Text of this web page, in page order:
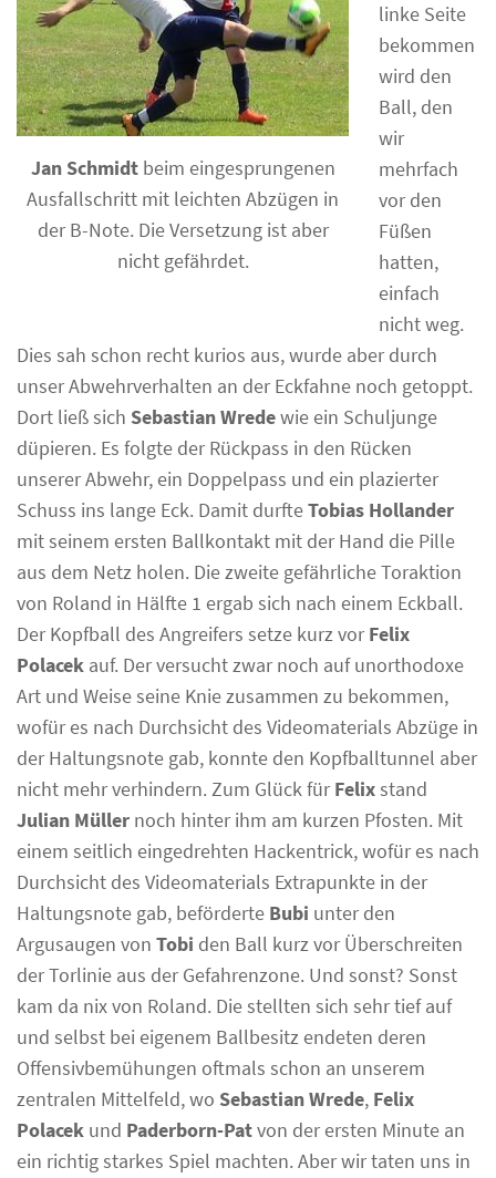
Jan Schmidtbeim eingesprungenen
Ausfallschritt mit leichten Abzügen in
der B-Note. Die Versetzung ist aber
nicht gefährdet.
linke Seite
bekommen
wird den
Ball, den
wir
mehrfach
vor den
Füßen
hatten,
einfach
nicht weg.
Dies sah schon recht kurios aus, wurde aber durch
unser Abwehrverhalten an der Eckfahne noch getoppt.
Dort ließ sich Sebastian Wredewie ein Schuljunge
düpieren. Es folgte der Rückpass in den Rücken
unserer Abwehr, ein Doppelpass und ein plazierter
Schuss ins lange Eck. Damit durfteTobias Hollander
mit seinem ersten Ballkontakt mit der Hand die Pille
aus dem Netz holen. Die zweite gefährliche Toraktion
von Roland in Hälfte 1 ergab sich nach einem Eckball.
Der Kopfball des Angreifers setze kurz vorFelix
Polacek auf. Der versucht zwar noch auf unorthodoxe
Art und Weise seine Knie zusammen zu bekommen,
wofür es nach Durchsicht des Videomaterials Abzüge in
der Haltungsnote gab, konnte den Kopfballtunnel aber
nicht mehr verhindern. Zum Glück fürFelixstand
Julian Müller noch hinter ihm am kurzen Pfosten. Mit
einem seitlich eingedrehten Hackentrick, wofür es nach
Durchsicht des Videomaterials Extrapunkte in der
Haltungsnote gab, beförderte Bubi unter den
Argusaugen von Tobi den Ball kurz vor Überschreiten
der Torlinie aus der Gefahrenzone. Und sonst? Sonst
kam da nix von Roland. Die stellten sich sehr tief auf
und selbst bei eigenem Ballbesitz endeten deren
Offensivbemühungen oftmals schon an unserem
zentralen Mittelfeld, wo Sebastian Wrede, Felix
Polacek und Paderborn-Patvon der ersten Minute an
ein richtig starkes Spiel machten. Aber wir taten uns in